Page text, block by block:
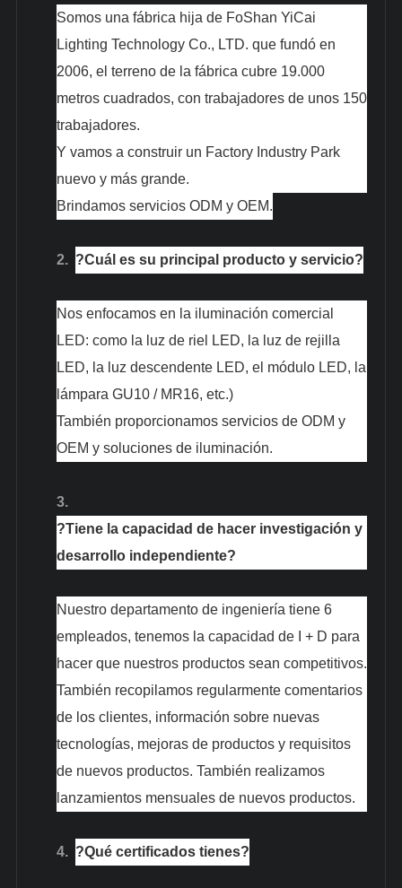
Somos una fábrica hija de FoShan YiCai
Lighting Technology Co., LTD. que fundó en
2006, el terreno de la fábrica cubre 19.000
metros cuadrados, con trabajadores de unos 150
trabajadores.
Y vamos a construir un Factory Industry Park
nuevo y más grande.
Brindamos servicios ODM y OEM.
2. ?Cuál es su principal producto y servicio?
Nos enfocamos en la iluminación comercial
LED: como la luz de riel LED, la luz de rejilla
LED, la luz descendente LED, el módulo LED, la
lámpara GU10 / MR16, etc.)
También proporcionamos servicios de ODM y
OEM y soluciones de iluminación.
3.
?Tiene la capacidad de hacer investigación y
desarrollo independiente?
Nuestro departamento de ingeniería tiene 6
empleados, tenemos la capacidad de I + D para
hacer que nuestros productos sean competitivos.
También recopilamos regularmente comentarios
de los clientes, información sobre nuevas
tecnologías, mejoras de productos y requisitos
de nuevos productos. También realizamos
lanzamientos mensuales de nuevos productos.
4. ?Qué certificados tienes?